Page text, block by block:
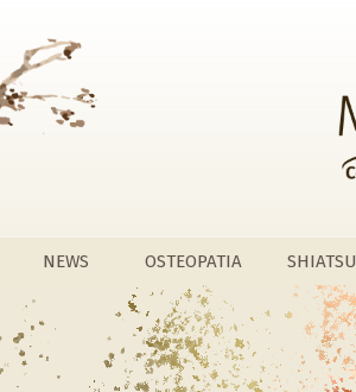
NEWS OSTEOPATIA SHIATSU